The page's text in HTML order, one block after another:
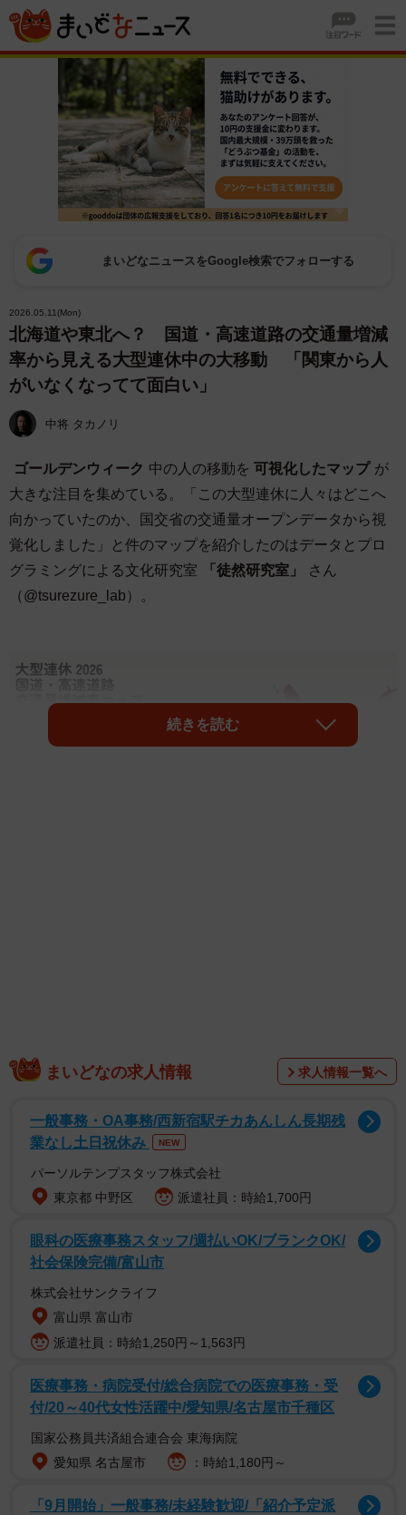
まいどなニュースをGoogle検索でフォローする
2026.05.11(Mon)
北海道や東北へ？ 国道・高速道路の交通量増減
率から見える大型連休中の大移動 「関東から人
がいなくなってて面白い」
中将 タカノリ
ゴールデンウィーク 中の人の移動を 可視化したマップ が
大きな注目を集めている。「この大型連休に人々はどこへ
向かっていたのか、国交省の交通量オープンデータから視
覚化しました」と件のマップを紹介したのはデータとプロ
グラミングによる文化研究室
「徒然研究室」
さん
（@tsurezure_lab）。
1/3
これによると4月29日から5月6日までのゴールデンウィー
国平均で通常期比の約23%増だったそう。
一方、関東・甲信越を除く首都圏の増減率はほぼゼロ。特
続きを読む
まいどなの求人情報 求人情報一覧へ
一般事務・OA事務/西新宿駅チカあんしん長期残
業なし土日祝休み
NEW
パーソルテンプスタッフ株式会社
東京都 中野区
派遣社員：時給1,700円
眼科の医療事務スタッフ/週払いOK/ブランクOK/
社会保険完備/富山市
株式会社サンクライフ
富山県 富山市
派遣社員：時給1,250円～1,563円
医療事務・病院受付/総合病院での医療事務・受
付/20～40代女性活躍中/愛知県/名古屋市千種区
国家公務員共済組合連合会 東海病院
愛知県 名古屋市
：時給1,180円～
「9月開始」一般事務/未経験歓迎/「紹介予定派